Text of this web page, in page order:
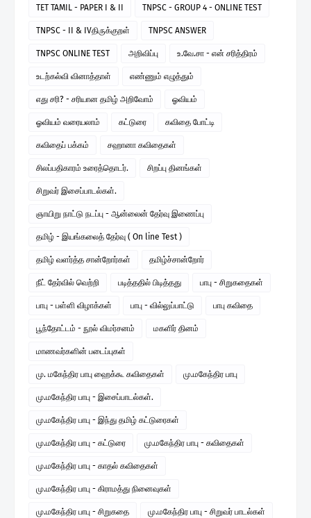
TET TAMIL - PAPER I & II TNPSC - GROUP 4 - ONLINE TEST
TNPSC - II & IVதிருக்குறள் TNPSC ANSWER
TNPSC ONLINE TEST அறிவிப்பு உ.வே.சா - என் சரித்திரம்
உடற்கல்வி வினாத்தாள் எண்ணும் எழுத்தும்
எது சரி? - சரியான தமிழ் அறிவோம் ஓவியம்
ஓவியம் வரையலாம் கட்டுரை கவிதை போட்டி
கவிதைப் பக்கம் சஹானா கவிதைகள்
சிலப்பதிகாரம் உரைத்தொடர். சிறப்பு தினங்கள்
சிறுவர் இசைப்பாடல்கள்.
ஞாயிறு நாட்டு நடப்பு - ஆன்லைன் தேர்வு இணைப்பு
தமிழ் - இயங்கலைத் தேர்வு ( On line Test )
தமிழ் வளர்த்த சான்றோர்கள் தமிழ்ச்சான்றோர்
நீட் தேர்வில் வெற்றி படித்ததில் பிடித்தது பாபு - சிறுகதைகள்
பாபு - பள்ளி விழாக்கள் பாபு - வில்லுப்பாட்டு பாபு கவிதை
பூந்தோட்டம் - நூல் விமர்சனம் மகளிர் தினம்
மாணவர்களின் படைப்புகள்
மு. மகேந்திர பாபு ஹைக்கூ கவிதைகள் மு.மகேந்திர பாபு
மு.மகேந்திர பாபு - இசைப்பாடல்கள்.
மு.மகேந்திர பாபு - இந்து தமிழ் கட்டுரைகள்
மு.மகேந்திர பாபு - கட்டுரை மு.மகேந்திர பாபு - கவிதைகள்
மு.மகேந்திர பாபு - காதல் கவிதைகள்
மு.மகேந்திர பாபு - கிராமத்து நினைவுகள்
மு.மகேந்திர பாபு - சிறுகதை மு.மகேந்திர பாபு - சிறுவர் பாடல்கள்